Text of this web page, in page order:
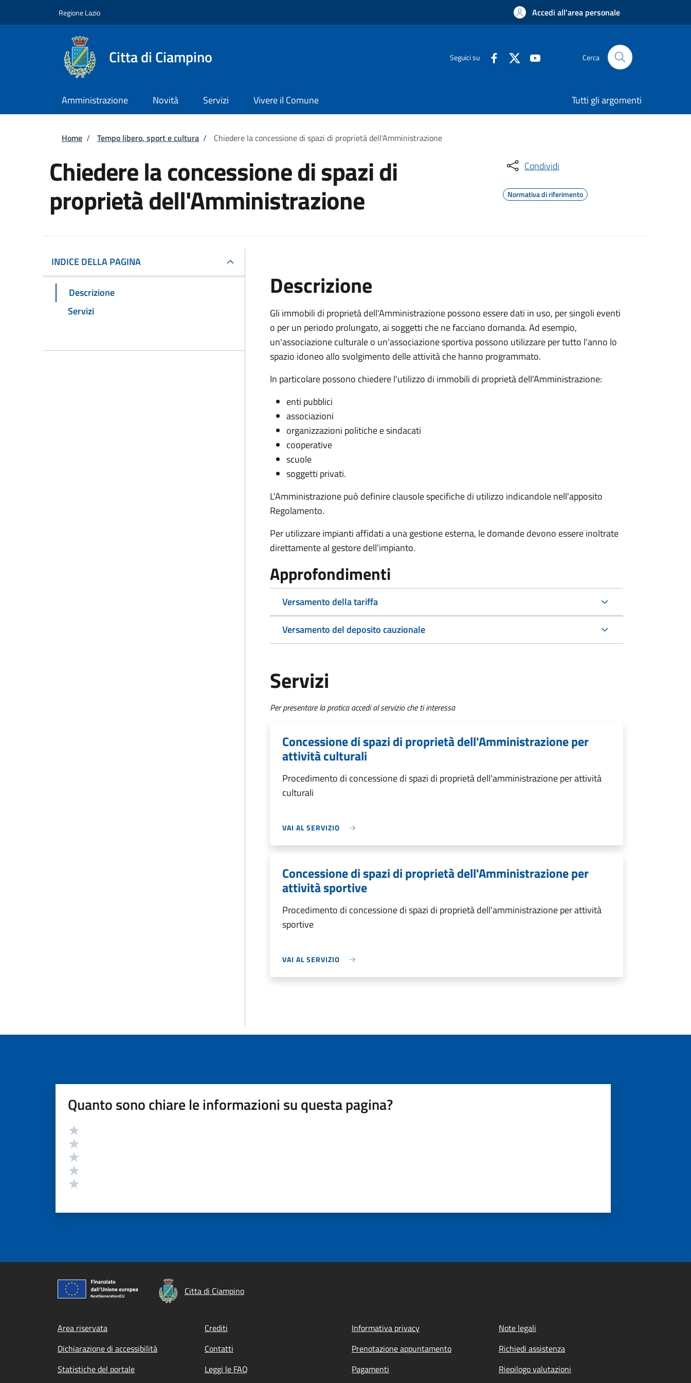
Regione Lazio Accedi all'area personale
Citta di Ciampino Seguici su Cerca
Amministrazione Novità Servizi Vivere il Comune Tutti gli argomenti
Briciole di pane
Home / Tempo libero, sport e cultura / Chiedere la concessione di spazi di proprietà dell'Amministrazione
Chiedere la concessione di spazi di
proprietà dell'Amministrazione
Condividi
Normativa di riferimento
INDICE DELLA PAGINA
Descrizione
Servizi
Descrizione
Gli immobili di proprietà dell'Amministrazione possono essere dati in uso, per singoli eventi
o per un periodo prolungato, ai soggetti che ne facciano domanda. Ad esempio,
un'associazione culturale o un'associazione sportiva possono utilizzare per tutto l'anno lo
spazio idoneo allo svolgimento delle attività che hanno programmato.
In particolare possono chiedere l'utilizzo di immobili di proprietà dell'Amministrazione:
enti pubblici
associazioni
organizzazioni politiche e sindacati
cooperative
scuole
soggetti privati.
L'Amministrazione può definire clausole specifiche di utilizzo indicandole nell'apposito
Regolamento.
Per utilizzare impianti affidati a una gestione esterna, le domande devono essere inoltrate
direttamente al gestore dell'impianto.
Approfondimenti
Versamento della tariffa
Versamento del deposito cauzionale
Servizi
Per presentare la pratica accedi al servizio che ti interessa
Concessione di spazi di proprietà dell'Amministrazione per
attività culturali
Procedimento di concessione di spazi di proprietà dell'amministrazione per attività
culturali
VAI AL SERVIZIO
Concessione di spazi di proprietà dell'Amministrazione per
attività sportive
Procedimento di concessione di spazi di proprietà dell'amministrazione per attività
sportive
VAI AL SERVIZIO
Quanto sono chiare le informazioni su questa pagina?
Valutazione
Citta di Ciampino
Footer menu
Area riservata Crediti Informativa privacy
Note legali
Dichiarazione di accessibilità
Contatti Prenotazione appuntamento
Richiedi assistenza
Statistiche del portale
Leggi le FAQ Pagamenti Riepilogo valutazioni